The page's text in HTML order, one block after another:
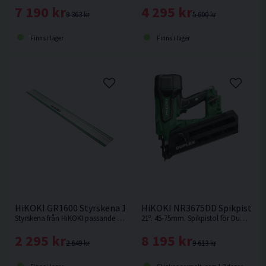
9 363 kr
7 190 kr
Finns i lager
5 600 kr
4 295 kr
Finns i lager
HiKOKI GR1600 Styrskena 1600mm
Styrskena från HiKOKI passande cirkelsågarna C1806DUM & C3606DUM. Samt sänksågen C3606DPA.
2 649 kr
2 295 kr
HiKOKI NR3675DD Spikpistol
21º. 45-75mm. Spikpistol för Duplexbandade blanka dubbelhuvudspikar för formsättning, tillfällig infästning etc. Levereras utan batteri och laddare.
9 613 kr
8 195 kr